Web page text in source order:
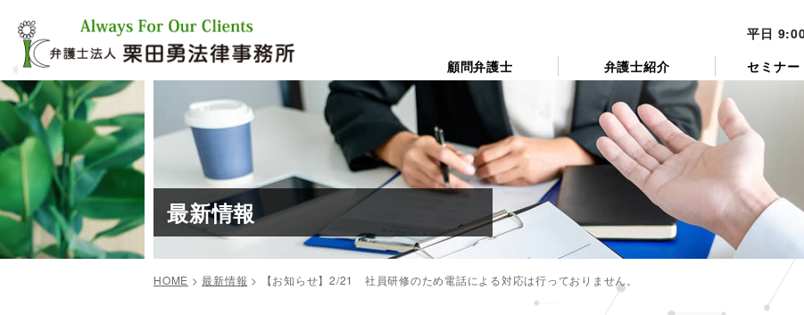
ツ
へ
ス
キ
プ
平日
顧問弁護士 弁護士紹介 セミナー
最新情報
HOME >最新情報 > 【お知らせ】2/21 社員研修のため電話による対応は行っておりません。